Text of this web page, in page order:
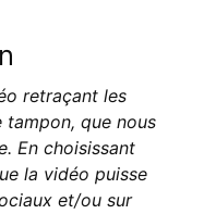
retraçant les
que nous
En choisissant
la vidéo puisse
et/ou sur